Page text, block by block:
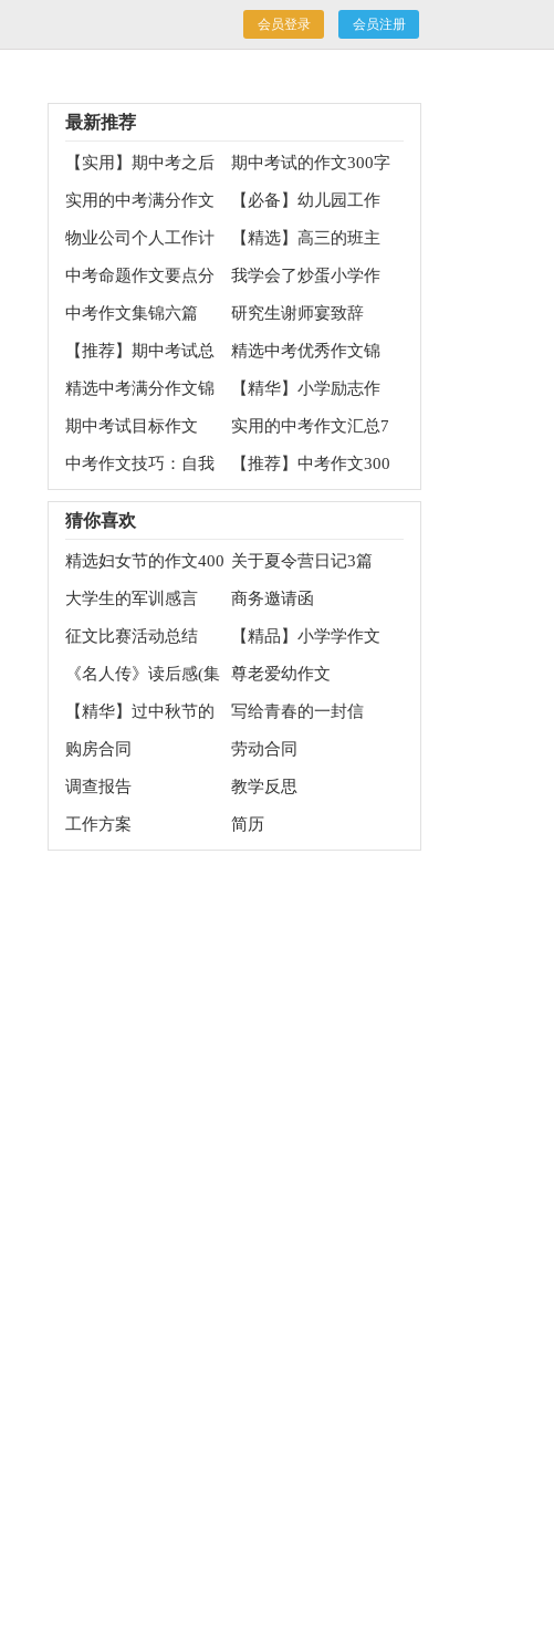
会员登录 会员注册
最新推荐
【实用】期中考之后
作文三篇
期中考试的作文300字
汇总5篇
实用的中考满分作文
400字6篇
【必备】幼儿园工作
计划十篇
物业公司个人工作计
划
【精选】高三的班主
任工作计划四篇
中考命题作文要点分
析
我学会了炒蛋小学作
文
中考作文集锦六篇 研究生谢师宴致辞
【推荐】期中考试总
结作文300字四篇
精选中考优秀作文锦
集九篇
精选中考满分作文锦
集7篇
【精华】小学励志作
文合集9篇
期中考试目标作文
实用的中考作文汇总7
篇
中考作文技巧：自我
【推荐】中考作文300
猜你喜欢
精选妇女节的作文400
字锦集七篇
关于夏令营日记3篇
大学生的军训感言 商务邀请函
征文比赛活动总结
【精品】小学学作文
400字3篇
《名人传》读后感(集
锦15篇)
尊老爱幼作文
【精华】过中秋节的
作文400字三篇
写给青春的一封信
购房合同 劳动合同
调查报告 教学反思
工作方案 简历